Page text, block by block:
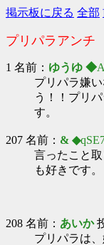
掲示板に戻る 全部
プリパラアンチ
1 名前： ゆうゆ ◆
プリパラ嫌
う！！プリ
す。
207 名前： & ◆
言ったこと
も好きです。
208 名前： あいか
プリパラは